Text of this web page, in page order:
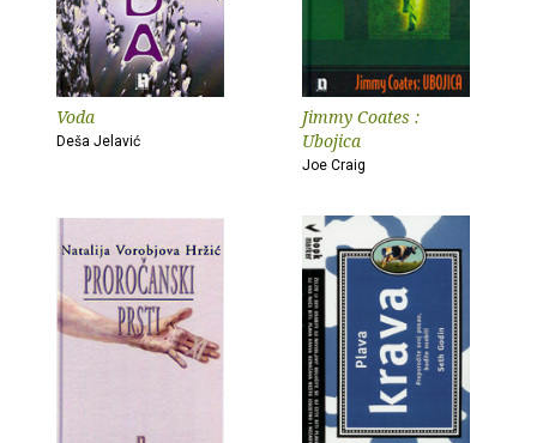
Voda
Deša Jelavić
Jimmy Coates :
Ubojica
Joe Craig